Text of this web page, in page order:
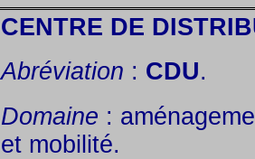
CENTRE DE
Abréviation : CDU.
Domaine :
et mobilité.